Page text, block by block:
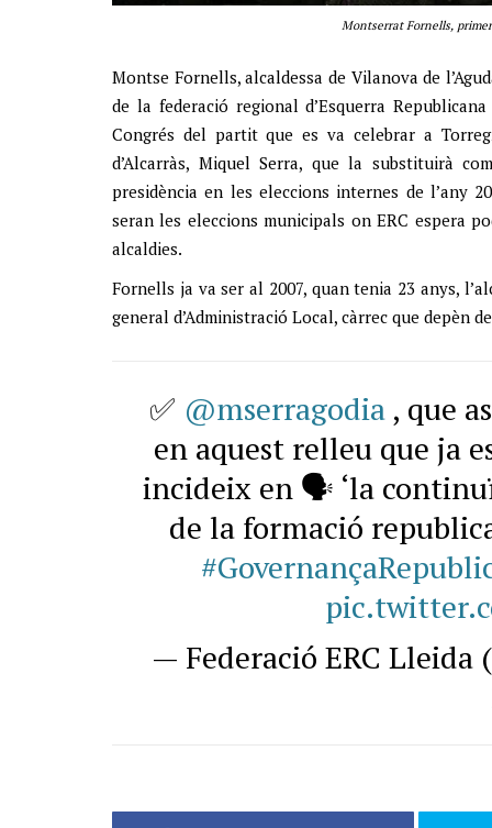
Montserrat Fornells,
Montse Fornells, alcaldessa de Vilanova de
de la federació regional d’Esquerra
Congrés del partit que es va celebrar a
d’Alcarràs, Miquel Serra, que la substituirà
presidència en les eleccions internes de l’any
seran les eleccions municipals on ERC espera
alcaldies.
Fornells ja va ser al 2007, quan tenia 23 anys,
general d’Administració Local, càrrec que depèn
✅ @mserragodia , que
en aquest relleu que ja
incideix en 🗣 ‘la
de la formació
— Federació ERC Lleida